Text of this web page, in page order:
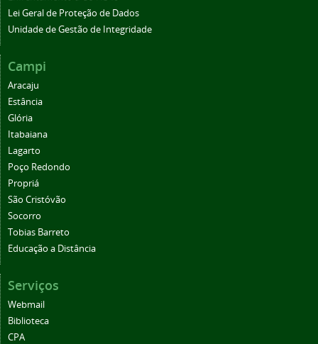
Lei Geral de Proteção de Dados
Unidade de Gestão de Integridade
Campi
Aracaju
Estância
Glória
Itabaiana
Lagarto
Poço Redondo
Propriá
São Cristóvão
Socorro
Tobias Barreto
Educação a Distância
Serviços
Webmail
Biblioteca
CPA